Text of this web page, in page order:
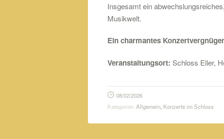
Insgesamt ein
Musikwelt.
Ein charmantes
Veranstaltungsort: Schloss Eller,
08/02/2026
Kategorien Allgemein, Konzerte im Schloss